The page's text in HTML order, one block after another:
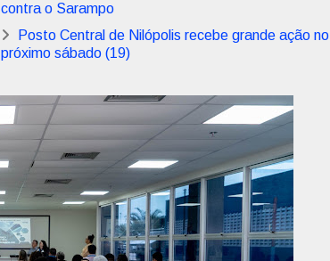
contra o Sarampo
Posto Central de Nilópolis recebe grande ação no
próximo sábado (19)